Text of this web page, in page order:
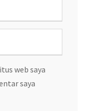
web saya
saya